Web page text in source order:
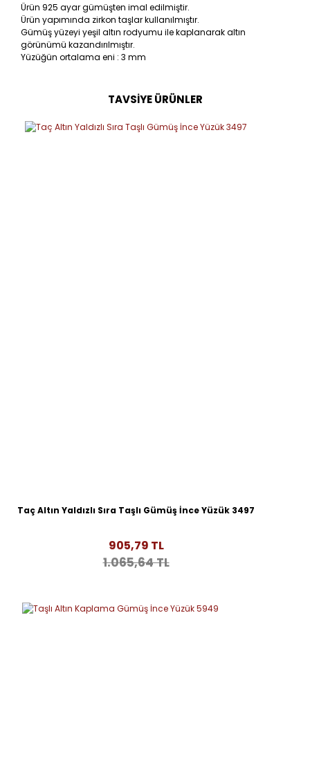
Ürün 925 ayar gümüşten imal edilmiştir.
Ürün yapımında zirkon taşlar kullanılmıştır.
Gümüş yüzeyi yeşil altın rodyumu ile kaplanarak altın
görünümü kazandırılmıştır.
Yüzüğün ortalama eni : 3 mm
TAVSİYE ÜRÜNLER
Taç Altın Yaldızlı Sıra Taşlı Gümüş İnce Yüzük 3497
905,79 TL
1.065,64 TL